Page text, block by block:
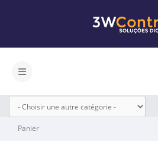
Basculer la navigation
Panier